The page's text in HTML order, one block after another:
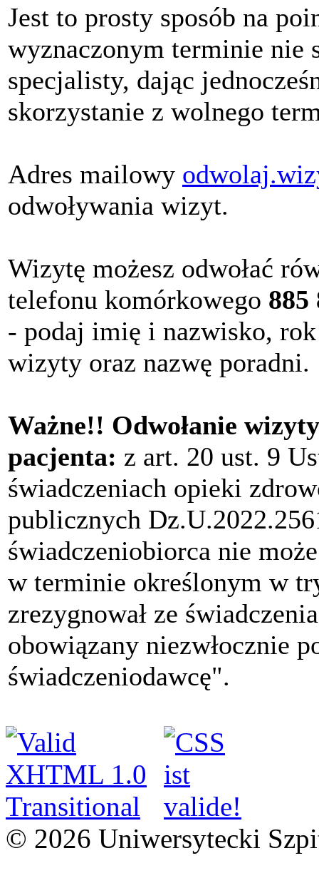
Jest to prosty sposób na
wyznaczonym terminie nie
specjalisty, dając
skorzystanie z wolnego
Adres mailowy
odwoływania wizyt.
Wizytę możesz odwołać
telefonu komórkowego 885
- podaj imię i nazwisko,
wizyty oraz nazwę poradni.
Ważne!! Odwołanie
pacjenta: z art. 20 ust. 9
świadczeniach opieki
publicznych
świadczeniobiorca nie
w terminie określonym w
zrezygnował ze
obowiązany niezwłocznie
świadczeniodawcę".
© 2026 Uniwersytecki